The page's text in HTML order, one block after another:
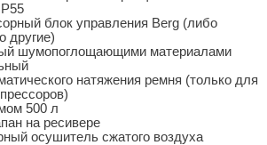
блок управления Berg (либо
другие)
шумопоглощающими материалами
натяжения ремня (только для
500 л
на ресивере
осушитель сжатого воздуха